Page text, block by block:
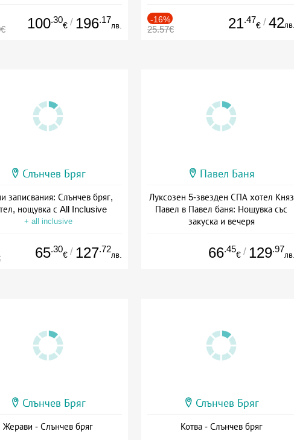
100.30
€ / 196.17
лв.
-16%
25.57€ 21.47
€ / 42лв.
Слънчев Бряг
записвания: Слънчев бряг,
нощувка с All Inclusive
+ all inclusive
65.30
€ / 127.72
лв.
Павел Баня
Луксозен 5-звезден СПА хотел Княз
Павел в Павел баня: Нощувка със
закуска и вечеря
66.45
€ / 129.97
лв.
Слънчев Бряг
Жерави - Слънчев бряг
Слънчев Бряг
Котва - Слънчев бряг